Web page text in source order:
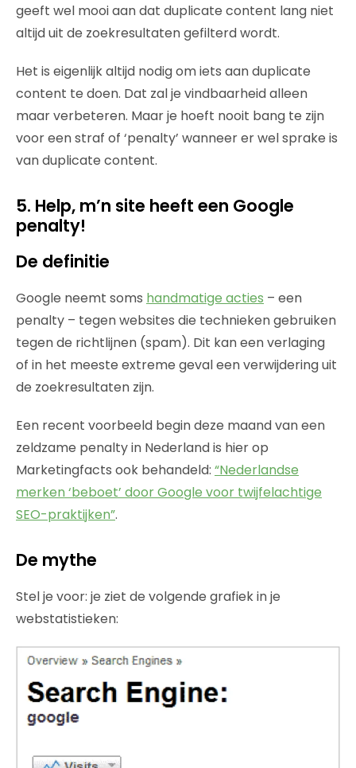
geeft wel mooi aan dat duplicate content lang niet
altijd uit de zoekresultaten gefilterd wordt.
Het is eigenlijk altijd nodig om iets aan duplicate
content te doen. Dat zal je vindbaarheid alleen
maar verbeteren. Maar je hoeft nooit bang te zijn
voor een straf of ‘penalty’ wanneer er wel sprake is
van duplicate content.
5. Help, m’n site heeft een Google
penalty!
De definitie
Google neemt soms handmatige acties – een
penalty – tegen websites die technieken gebruiken
tegen de richtlijnen (spam). Dit kan een verlaging
of in het meeste extreme geval een verwijdering uit
de zoekresultaten zijn.
Een recent voorbeeld begin deze maand van een
zeldzame penalty in Nederland is hier op
Marketingfacts ook behandeld: “Nederlandse
merken ‘beboet’ door Google voor twijfelachtige
SEO-praktijken”.
De mythe
Stel je voor: je ziet de volgende grafiek in je
webstatistieken: